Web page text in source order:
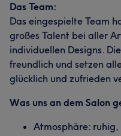
Das Team:
Das eingespielte Team
großes Talent bei aller
individuellen Designs.
freundlich und setzen
glücklich und zufrieden
Was uns an dem Salon
Atmosphäre: